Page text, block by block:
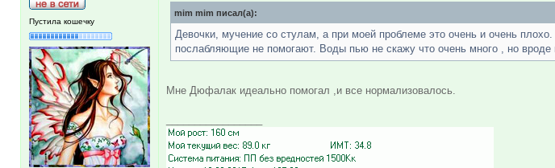
Пустила кошечку
mim mim писал(а):
Девочки, мучение со стулам, а при моей проблеме это очень и очень
послабляющие не помогают. Воды пью не скажу что очень много , но вроде
Мне Дюфалак идеально помогал ,и все нормализовалось.